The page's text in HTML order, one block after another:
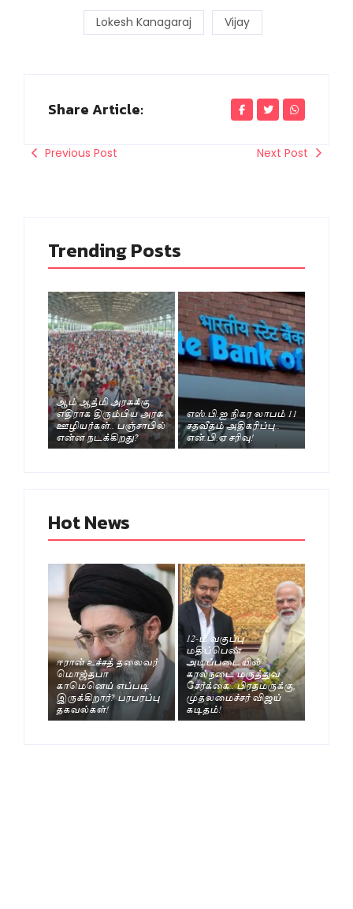
Lokesh Kanagaraj Vijay
Share Article:
Previous Post Next Post
Trending Posts
ஆம் ஆத்மி அரசுக்கு
எதிராக திரும்பிய அரசு
ஊழியர்கள்.. பஞ்சாபில்
என்ன நடக்கிறது?
எஸ்.பி.ஐ நிகர லாபம் 11
சதவீதம் அதிகரிப்பு..
என்.பி.ஏ சரிவு!
Hot News
ஈரான் உச்சத் தலைவர்
மொஜ்தபா
காமெனெய் எப்படி
இருக்கிறார்? பரபரப்பு
தகவல்கள்!
12-ம் வகுப்பு
மதிப்பெண்
அடிப்படையில்
கால்நடை மருத்துவ
சேர்க்கை.. பிரதமருக்கு,
முதலமைச்சர் விஜய்
கடிதம்!